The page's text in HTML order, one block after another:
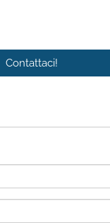
Contattaci!